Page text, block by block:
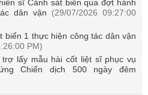
sĩ Cảnh sát biển qua đợt hành
dân vận (29/07/2026 09:27:00
biển 1 thực hiện công tác dân vận
PM)
lấy mẫu hài cốt liệt sĩ phục vụ
Chiến dịch 500 ngày đêm